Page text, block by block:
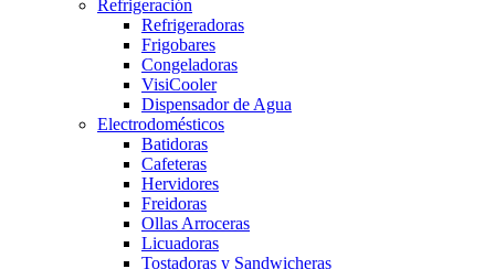
Refrigeración
Refrigeradoras
Frigobares
Congeladoras
VisiCooler
Dispensador de Agua
Electrodomésticos
Batidoras
Cafeteras
Hervidores
Freidoras
Ollas Arroceras
Licuadoras
Tostadoras y Sandwicheras